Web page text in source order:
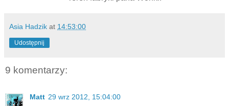
Asia Hadzik at 14:53:00
Udostępnij
9 komentarzy:
Matt 29 wrz 2012, 15:04:00